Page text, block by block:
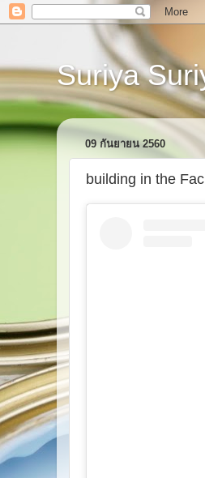
Suriya
09 กันยายน 2560
building in the